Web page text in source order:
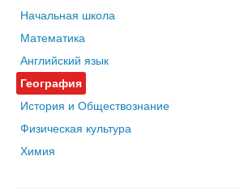
Начальная школа
Математика
Английский язык
География
История и Обществознание
Физическая культура
Химия